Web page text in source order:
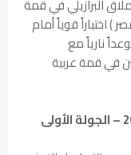
البرازيلي في قمة
) اختباراً قوياً أمام
نارياً مع
في قمة عربية